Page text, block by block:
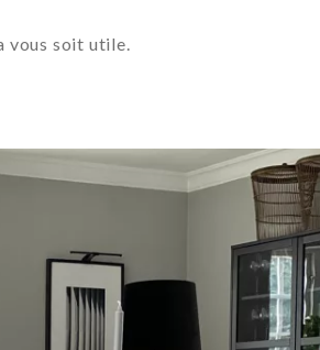
vous soit utile.